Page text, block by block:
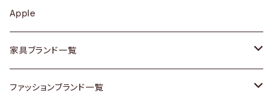
カップボード / 食器棚
チェスト
その他家具
ボトムス
靴
スカーフ
鍋 / フライパン
Vintage / ヴィンテージ
銀製品
ベース
その他楽器
Apple
家具ブランド一覧
ACME Furniture / アクメ ファニチャー
ファッションブランド一覧